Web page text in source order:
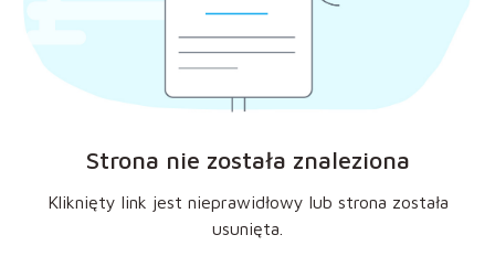
Strona nie została znaleziona
Kliknięty link jest nieprawidłowy lub strona została
usunięta.